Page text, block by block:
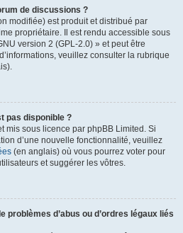
de discussions ?
modifiée) est produit et distribué par
propriétaire. Il est rendu accessible sous
version 2 (GPL-2.0) » et peut être
veuillez consulter la rubrique
pas disponible ?
mis sous licence par phpBB Limited. Si
d’une nouvelle fonctionnalité, veuillez
(en anglais) où vous pourrez voter pour
et suggérer les vôtres.
problèmes d’abus ou d’ordres légaux liés